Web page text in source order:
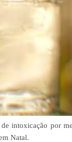
intoxicação por
Natal.